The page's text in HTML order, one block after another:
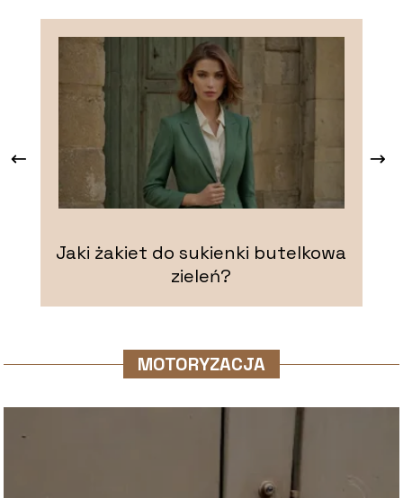
Jaki żakiet do sukienki butelkowa
zieleń?
MOTORYZACJA